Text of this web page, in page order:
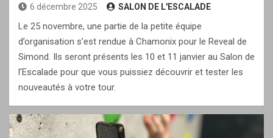
6 décembre 2025 SALON DE L'ESCALADE
Le 25 novembre, une partie de la petite équipe
d’organisation s’est rendue à Chamonix pour le Reveal de
Simond. Ils seront présents les 10 et 11 janvier au Salon de
l’Escalade pour que vous puissiez découvrir et tester les
nouveautés à votre tour.